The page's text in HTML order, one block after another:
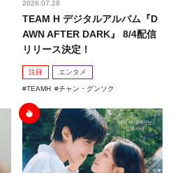
2026.07.28
TEAM H デジタルアルバム『D
AWN AFTER DARK』 8/4配信
リリース決定！
注目 エンタメ
TEAMH チャン・グンソク